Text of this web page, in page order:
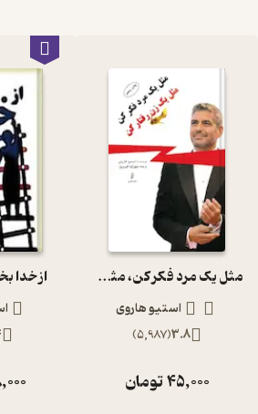
مثل یک مرد فکر کن، مثل یک زن رفتار کن
استیو هاروی
3.8
(
5,987
)
45,000تومان
از خدا